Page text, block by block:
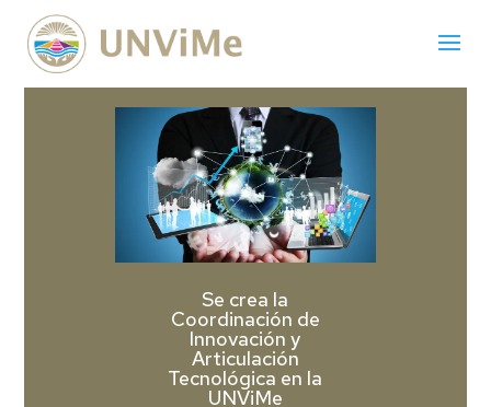
Se crea la
Coordinación de
Innovación y
Articulación
Tecnológica en la
UNViMe